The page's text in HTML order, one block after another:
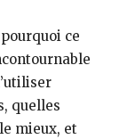
ce
quelles
mieux, et